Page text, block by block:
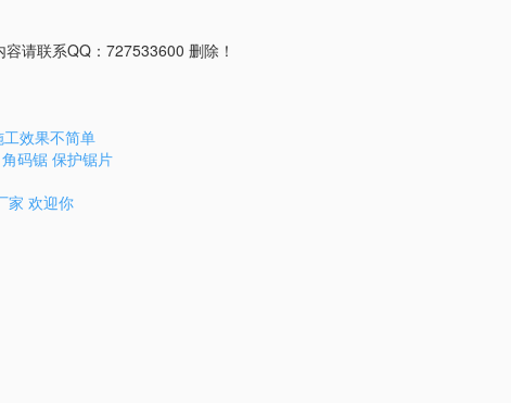
请联系QQ：727533600 删除！
效果不简单
码锯 保护锯片
家 欢迎你